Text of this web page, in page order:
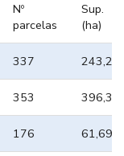
Nº
parcelas
Sup.
(ha)
337 243,27
353 396,34
176 61,69